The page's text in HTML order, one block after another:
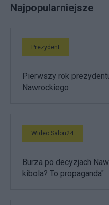
Najpopularniejsze
Prezydent
Pierwszy rok
Nawrockiego
Wideo Salon24
Burza po decyzjach
kibola? To propaganda"